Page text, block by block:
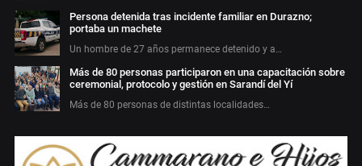
Persona detenida tras incidente familiar en Durazno;
portaba un machete
Un hombre de 27 años permanece detenido y a…
Más de 80 personas participaron en una capacitación sobre
ceremonial, protocolo y gestión en Sarandí del Yí
Más de 80 personas de distintas localidades…